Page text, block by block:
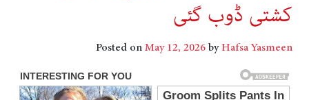
کشتی ڈوب گئی
Posted onMay 12, 2026byHafsa Yasmeen